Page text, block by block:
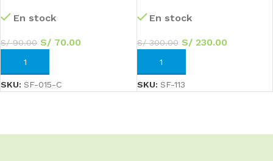
En stock
S/90.00 S/ 70.00
AÑADIR AL CARRITO
SKU: SF-015-C
En stock
S/300.00 S/230.00
AÑADIR AL CARRITO
SKU: SF-113